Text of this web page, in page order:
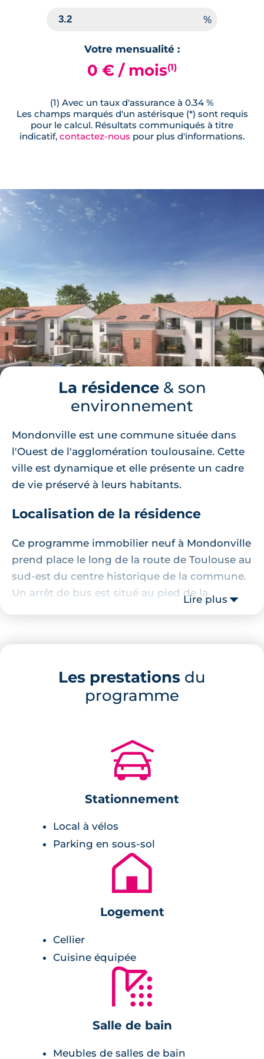
Votre mensualité :
0 € / mois(1)
(1) Avec un taux d'assurance à 0.34 %
Les champs marqués d'un astérisque (*) sont requis
pour le calcul. Résultats communiqués à titre
indicatif, contactez-nous pour plus d'informations.
La résidence& son
environnement
Mondonville est une commune située dans
l'Ouest de l'agglomération toulousaine. Cette
ville est dynamique et elle présente un cadre
de vie préservé à leurs habitants.
Localisation de la résidence
Ce programme immobilier neuf à Mondonville
prend place le long de la route de Toulouse au
sud-est du centre historique de la commune.
Un arrêt de bus est situé au pied de la
résidence et il permet de rejoindre les réseaux
Aussi, le centre historique de Mondonville
seulement 2 minutes.
Description de la résidence
appartements neufs de 2 à 4 pièces et 9 villas
neuves de 3 à 4 pièces. Tous sont répartis au
sein de quatre petits immeubles construits en
R+1. Les lignes architecturales sont à la fois
sont, en outre, couvertes d'un enduit blanc et
gris et les toitures sont faites avec des tuiles
rouges. Des cheminements piétons
pour assurer un confort de vie idéal et actuel.
Les pièces de vie telles que la cuisine ou
encore la salle de bains sont entièrement
meublées et équipées. Aussi, l'isolation est
parfaitement travaillée et est conforme aux
besoins actuels. Les pièces de vie sont
Lire plus
Les prestations du
programme
🚗
Stationnement
Local à vélos
Parking en sous-sol
🏚
Logement
Cellier
Cuisine équipée
🚿
Salle de bain
Meubles de salles de bain